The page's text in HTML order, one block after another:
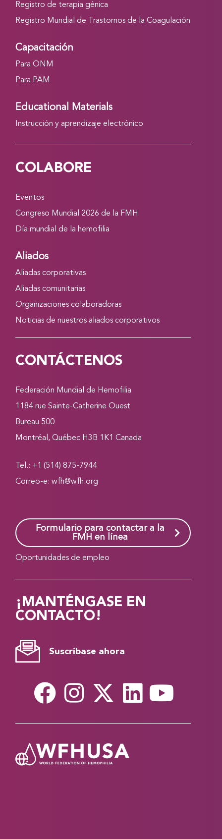
Registro de terapia génica
Registro Mundial de Trastornos de la Coagulación
Capacitación
Para ONM
Para PAM
Educational Materials
Instrucción y aprendizaje electrónico
COLABORE
Eventos
Congreso Mundial 2026 de la FMH
Día mundial de la hemofilia
Aliados
Aliadas corporativas
Aliadas comunitarias
Organizaciones colaboradoras
Noticias de nuestros aliados corporativos
CONTÁCTENOS
Federación Mundial de Hemofilia
1184 rue Sainte-Catherine Ouest
Bureau 500
Montréal, Québec H3B 1K1 Canada
Tel.: +1 (514) 875-7944
Correo-e:wfh@wfh.org
Formulario para contactar a la
FMH en línea
Oportunidades de empleo
¡MANTÉNGASE EN
CONTACTO!
Suscríbase ahora